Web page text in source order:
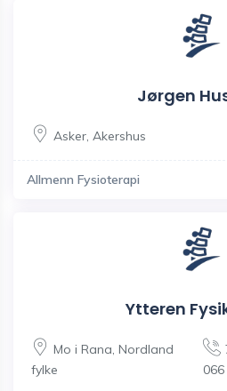
Jørgen
Asker Akershus
Allmenn Fysioterapi
Ytteren
Mo i Rana Nordland
fylke
066